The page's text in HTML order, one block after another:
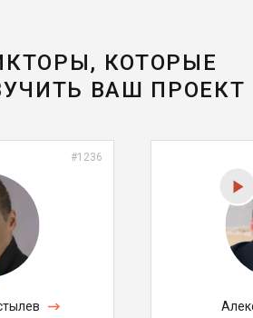
КОТОРЫЕ
ВАШ ПРОЕКТ
#1236